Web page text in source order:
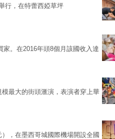
行，在特蕾西婭草坪
。在2016年頭8個月該國收入達
最大的街頭滙演，表演者穿上華
，在墨西哥城國際機場開設全國